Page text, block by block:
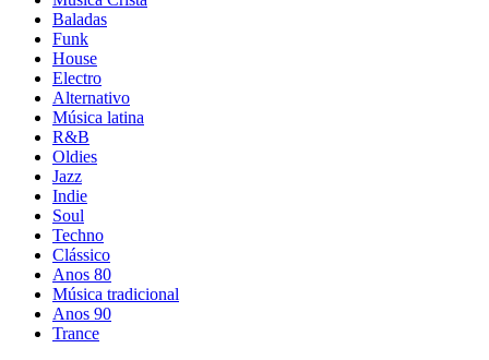
Baladas
Funk
House
Electro
Alternativo
Música latina
R&B
Oldies
Jazz
Indie
Soul
Techno
Clássico
Anos 80
Música tradicional
Anos 90
Trance